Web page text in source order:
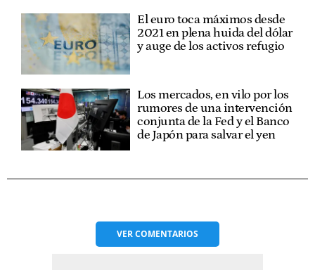
El euro toca máximos desde
2021 en plena huida del dólar
y auge de los activos refugio
Los mercados, en vilo por los
rumores de una intervención
conjunta de la Fed y el Banco
de Japón para salvar el yen
VERCOMENTARIOS